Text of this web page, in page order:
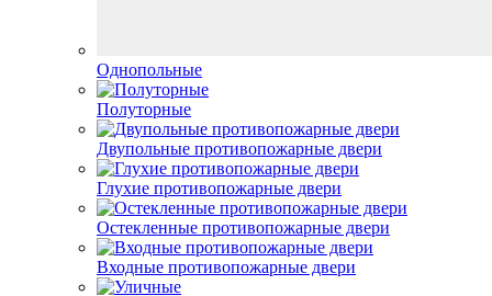
Однопольные
Полуторные
Двупольные противопожарные двери
Глухие противопожарные двери
Остекленные противопожарные двери
Входные противопожарные двери